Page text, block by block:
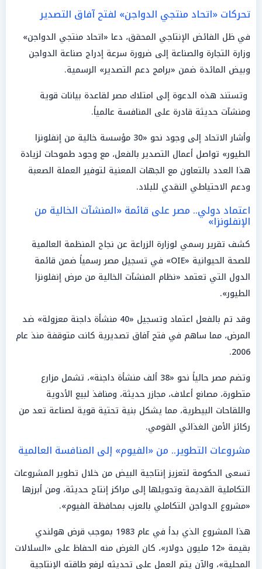
تحركات «اتحاد منتجي الدواجن» لفتح آفاق التصدير
في ظل الفائض الإنتاجي المحقق، دعا «اتحاد منتجي الدواجن»
وزارة التجارة والصناعة إلى ضرورة سرعة إدراج صناعة الدواجن
وبيض المائدة ضمن «برامج دعم التصدير» الرسمية.
وتستند هذه الدعوة إلى امتلاك مصر لقاعدة بيانات قوية
ومنشآت حديثة قادرة على المنافسة عالمياً.
وأشار الاتحاد إلى وجود نحو «30 مؤسسة خالية من إنفلونزا
الطيور» تواصل أعمال التصدير بالفعل، مع وجود طموحات لزيادة
هذا العدد بالتعاون مع الجهات المعنية لتوفير العملة الصعبة
ودعم الاحتياطي النقدي للبلاد.
اعتماد دولي.. مصر على قائمة «المنشآت الخالية من
الإنفلونزا»
كشف تقرير رسمي لوزارة الزراعة عن نجاح المنظمة العالمية
للصحة الحيوانية «OIE» في تسجيل مصر رسمياً ضمن قائمة
الدول التي تعتمد «نظام المنشآت الخالية من مرض إنفلونزا
الطيور».
وقد تم بالفعل اعتماد وتسجيل «40 منشأة داجنة معزولة» ضد
المرض، مما ساهم في فتح آفاق تصديرية كانت متوقفة منذ عام
2006.
وتضم مصر حالياً نحو «38 ألف منشأة داجنة»، تشمل مزارع
متطورة، مصانع أعلاف، مجازر حديثة، ومنافذ لبيع الأدوية
واللقاحات البيطرية، مما يشكل بنية تحتية قوية لصناعة تعد من
ركائز الأمن الغذائي القومي.
مشروعات التطوير.. من «الفيوم» إلى المنافسة العالمية
تسعى الحكومة لتعزيز إنتاجية البيض من خلال تطوير المشروعات
التكاملية القديمة وتحويلها إلى مراكز إنتاج حديثة، ومن أبرزها
«مشروع الدواجن التكاملي بالعزب بمحافظة الفيوم».
هذا المشروع الذي بدأ في عام 1983 بموجب قرض هولندي
بقيمة «12 مليون دولار»، كان الغرض منه الحفاظ على «السلالات
المحلية»، والآن يتم العمل على تحديثه لرفع طاقته الإنتاجية